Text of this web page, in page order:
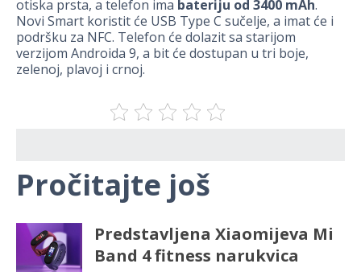
otiska prsta, a telefon ima bateriju od 3400 mAh.
Novi Smart koristit će USB Type C sučelje, a imat će i
podršku za NFC. Telefon će dolazit sa starijom
verzijom Androida 9, a bit će dostupan u tri boje,
zelenoj, plavoj i crnoj.
Pročitajte još
Predstavljena Xiaomijeva Mi
Band 4 fitness narukvica